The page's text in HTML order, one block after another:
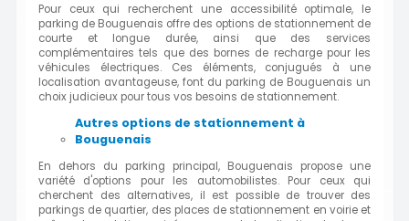
Pour ceux qui recherchent une accessibilité optimale, le
parking de Bouguenais offre des options de stationnement de
courte et longue durée, ainsi que des services
complémentaires tels que des bornes de recharge pour les
véhicules électriques. Ces éléments, conjugués à une
localisation avantageuse, font du parking de Bouguenais un
choix judicieux pour tous vos besoins de stationnement.
Autres options de stationnement à
Bouguenais
En dehors du parking principal, Bouguenais propose une
variété d'options pour les automobilistes. Pour ceux qui
cherchent des alternatives, il est possible de trouver des
parkings de quartier, des places de stationnement en voirie et